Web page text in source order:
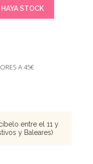
STOCK
A 45€
entre el 11 y
y Baleares)